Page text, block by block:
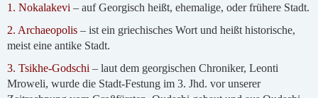
1. Nokalakevi – auf Georgisch heißt, ehemalige, oder frühere Stadt.
2. Archaeopolis – ist ein griechisches Wort und heißt historische,
meist eine antike Stadt.
3. Tsikhe-Godschi – laut dem georgischen Chroniker, Leonti
Mroweli, wurde die Stadt-Festung im 3. Jhd. vor unserer